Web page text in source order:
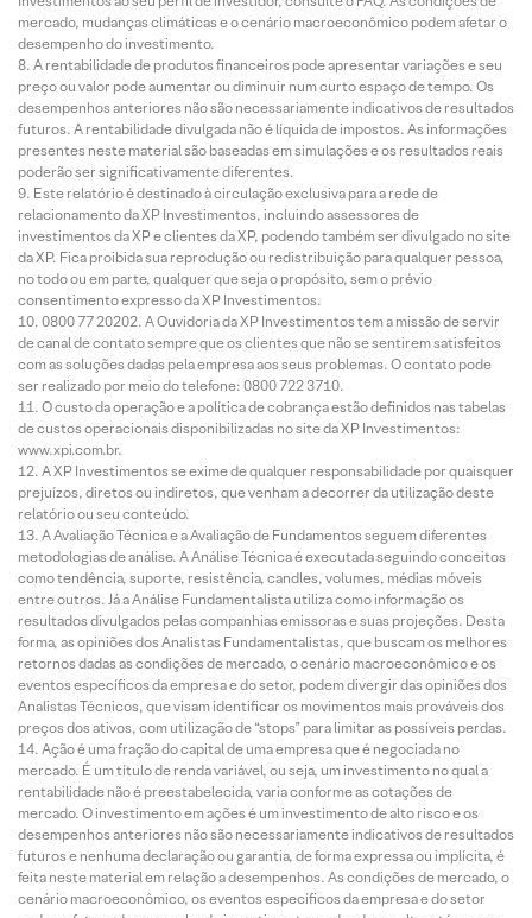
mercado, mudanças climáticas e o cenário macroeconômico podem afetar o
desempenho do investimento.
A rentabilidade de produtos financeiros pode apresentar variações e seu
preço ou valor pode aumentar ou diminuir num curto espaço de tempo. Os
desempenhos anteriores não são necessariamente indicativos de resultados
futuros. A rentabilidade divulgada não é líquida de impostos. As informações
presentes neste material são baseadas em simulações e os resultados reais
poderão ser significativamente diferentes.
Este relatório é destinado à circulação exclusiva para a rede de
relacionamento da XP Investimentos, incluindo assessores de
investimentos da XP e clientes da XP, podendo também ser divulgado no site
da XP. Fica proibida sua reprodução ou redistribuição para qualquer pessoa,
no todo ou em parte, qualquer que seja o propósito, sem o prévio
consentimento expresso da XP Investimentos.
0800 77 20202. A Ouvidoria da XP Investimentos tem a missão de servir
de canal de contato sempre que os clientes que não se sentirem satisfeitos
com as soluções dadas pela empresa aos seus problemas. O contato pode
ser realizado por meio do telefone: 0800 722 3710.
O custo da operação e a política de cobrança estão definidos nas tabelas
de custos operacionais disponibilizadas no site da XP Investimentos:
www.xpi.com.br.
A XP Investimentos se exime de qualquer responsabilidade por quaisquer
prejuízos, diretos ou indiretos, que venham a decorrer da utilização deste
relatório ou seu conteúdo.
A Avaliação Técnica e a Avaliação de Fundamentos seguem diferentes
metodologias de análise. A Análise Técnica é executada seguindo conceitos
como tendência, suporte, resistência, candles, volumes, médias móveis
entre outros. Já a Análise Fundamentalista utiliza como informação os
resultados divulgados pelas companhias emissoras e suas projeções. Desta
forma, as opiniões dos Analistas Fundamentalistas, que buscam os melhores
retornos dadas as condições de mercado, o cenário macroeconômico e os
eventos específicos da empresa e do setor, podem divergir das opiniões dos
Analistas Técnicos, que visam identificar os movimentos mais prováveis dos
preços dos ativos, com utilização de “stops” para limitar as possíveis perdas.
Ação é uma fração do capital de uma empresa que é negociada no
mercado. É um título de renda variável, ou seja, um investimento no qual a
rentabilidade não é preestabelecida, varia conforme as cotações de
mercado. O investimento em ações é um investimento de alto risco e os
desempenhos anteriores não são necessariamente indicativos de resultados
futuros e nenhuma declaração ou garantia, de forma expressa ou implícita, é
feita neste material em relação a desempenhos. As condições de mercado, o
cenário macroeconômico, os eventos específicos da empresa e do setor